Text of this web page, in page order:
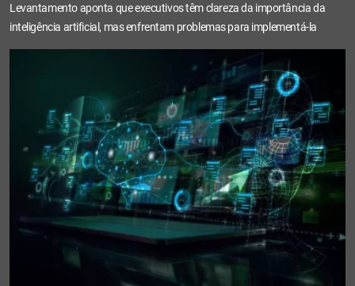
Levantamento aponta que executivos têm clareza da importância da
inteligência artificial, mas enfrentam problemas para implementá-la